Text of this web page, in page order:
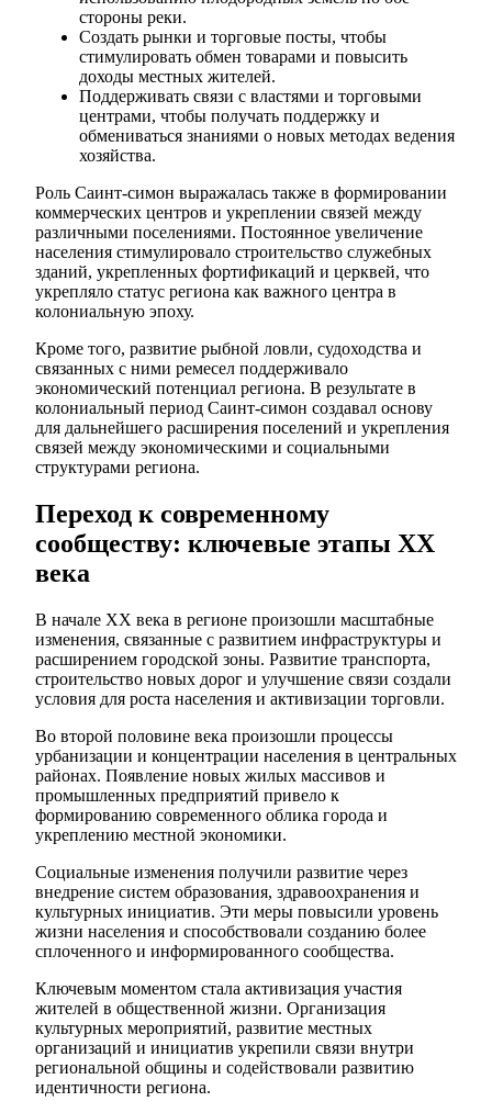
стороны реки.
Создать рынки и торговые посты, чтобы
стимулировать обмен товарами и повысить
доходы местных жителей.
Поддерживать связи с властями и торговыми
центрами, чтобы получать поддержку и
обмениваться знаниями о новых методах ведения
хозяйства.
Роль Саинт-симон выражалась также в формировании
коммерческих центров и укреплении связей между
различными поселениями. Постоянное увеличение
населения стимулировало строительство служебных
зданий, укрепленных фортификаций и церквей, что
укрепляло статус региона как важного центра в
колониальную эпоху.
Кроме того, развитие рыбной ловли, судоходства и
связанных с ними ремесел поддерживало
экономический потенциал региона. В результате в
колониальный период Саинт-симон создавал основу
для дальнейшего расширения поселений и укрепления
связей между экономическими и социальными
структурами региона.
Переход к современному
сообществу: ключевые этапы XX
века
В начале XX века в регионе произошли масштабные
изменения, связанные с развитием инфраструктуры и
расширением городской зоны. Развитие транспорта,
строительство новых дорог и улучшение связи создали
условия для роста населения и активизации торговли.
Во второй половине века произошли процессы
урбанизации и концентрации населения в центральных
районах. Появление новых жилых массивов и
промышленных предприятий привело к
формированию современного облика города и
укреплению местной экономики.
Социальные изменения получили развитие через
внедрение систем образования, здравоохранения и
культурных инициатив. Эти меры повысили уровень
жизни населения и способствовали созданию более
сплоченного и информированного сообщества.
Ключевым моментом стала активизация участия
жителей в общественной жизни. Организация
культурных мероприятий, развитие местных
организаций и инициатив укрепили связи внутри
региональной общины и содействовали развитию
идентичности региона.